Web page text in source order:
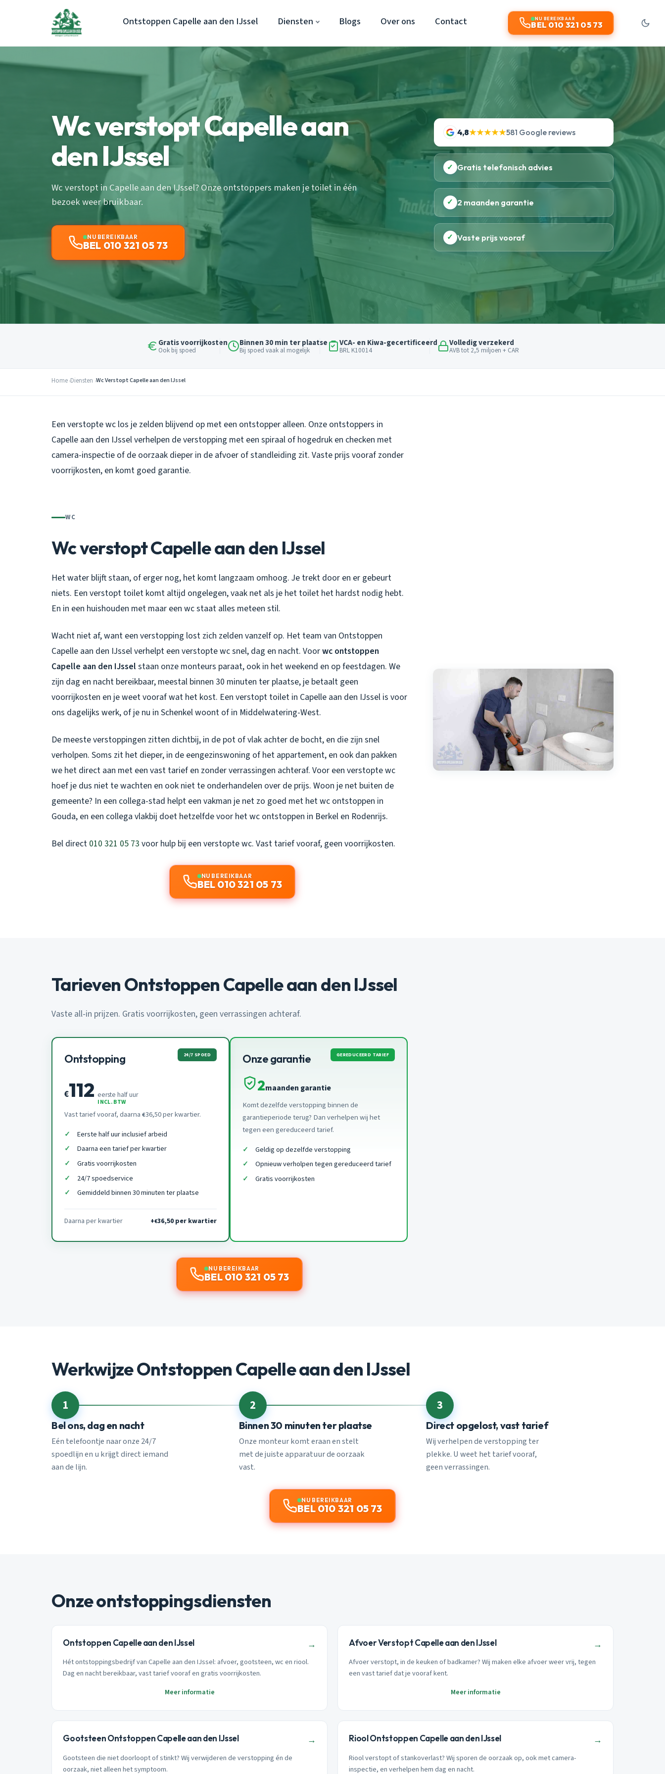
Ontstoppen Capelle aan den IJssel Diensten Blogs Over ons Contact NU BEREIKBAAR
BEL 010 321 05 73
Wc verstopt Capelle aan
den IJssel
Wc verstopt in Capelle aan den IJssel? Onze ontstoppers maken je toilet in één
bezoek weer bruikbaar.
NU BEREIKBAAR
BEL 010 321 05 73
4,8★★★★★581 Google reviews
✓ Gratis telefonisch advies
✓ 2 maanden garantie
✓ Vaste prijs vooraf
Gratis voorrijkosten
Ook bij spoed
Binnen 30 min ter plaatse
Bij spoed vaak al mogelijk
VCA- en Kiwa-gecertificeerd
BRL K10014
Volledig verzekerd
AVB tot 2,5 miljoen + CAR
Home Diensten Wc Verstopt Capelle aan den IJssel
Een verstopte wc los je zelden blijvend op met een ontstopper alleen. Onze ontstoppers in
Capelle aan den IJssel verhelpen de verstopping met een spiraal of hogedruk en checken met
camera-inspectie of de oorzaak dieper in de afvoer of standleiding zit. Vaste prijs vooraf zonder
voorrijkosten, en komt goed garantie.
WC
Wc verstopt Capelle aan den IJssel
Het water blijft staan, of erger nog, het komt langzaam omhoog. Je trekt door en er gebeurt
niets. Een verstopt toilet komt altijd ongelegen, vaak net als je het toilet het hardst nodig hebt.
En in een huishouden met maar een wc staat alles meteen stil.
Wacht niet af, want een verstopping lost zich zelden vanzelf op. Het team van Ontstoppen
Capelle aan den IJssel verhelpt een verstopte wc snel, dag en nacht. Voorwc ontstoppen
Capelle aan den IJssel staan onze monteurs paraat, ook in het weekend en op feestdagen. We
zijn dag en nacht bereikbaar, meestal binnen 30 minuten ter plaatse, je betaalt geen
voorrijkosten en je weet vooraf wat het kost. Een verstopt toilet in Capelle aan den IJssel is voor
ons dagelijks werk, of je nu in Schenkel woont of in Middelwatering-West.
De meeste verstoppingen zitten dichtbij, in de pot of vlak achter de bocht, en die zijn snel
verholpen. Soms zit het dieper, in de eengezinswoning of het appartement, en ook dan pakken
we het direct aan met een vast tarief en zonder verrassingen achteraf. Voor een verstopte wc
hoef je dus niet te wachten en ook niet te onderhandelen over de prijs. Woon je net buiten de
gemeente? In een collega-stad helpt een vakman je net zo goed met hetwc ontstoppen in
Gouda, en een collega vlakbij doet hetzelfde voor hetwc ontstoppen in Berkel en Rodenrijs.
Bel direct 010 321 05 73 voor hulp bij een verstopte wc. Vast tarief vooraf, geen voorrijkosten.
NU BEREIKBAAR
BEL 010 321 05 73
Tarieven Ontstoppen Capelle aan den IJssel
Vaste all-in prijzen. Gratis voorrijkosten, geen verrassingen achteraf.
Ontstopping 24/7 SPOED
€112 eerste half uur
INCL. BTW
Vast tarief vooraf, daarna €36,50 per kwartier.
Eerste half uur inclusief arbeid
Daarna een tarief per kwartier
Gratis voorrijkosten
24/7 spoedservice
Gemiddeld binnen 30 minuten ter plaatse
Daarna per kwartier +€36,50 per kwartier
Onze garantie GEREDUCEERD TARIEF
2maanden garantie
Komt dezelfde verstopping binnen de
garantieperiode terug? Dan verhelpen wij het
tegen een gereduceerd tarief.
Geldig op dezelfde verstopping
Opnieuw verholpen tegen gereduceerd tarief
Gratis voorrijkosten
NU BEREIKBAAR
BEL 010 321 05 73
Werkwijze Ontstoppen Capelle aan den IJssel
1
Bel ons, dag en nacht
Eén telefoontje naar onze 24/7
spoedlijn en u krijgt direct iemand
aan de lijn.
2
Binnen 30 minuten ter plaatse
Onze monteur komt eraan en stelt
met de juiste apparatuur de oorzaak
vast.
3
Direct opgelost, vast tarief
Wij verhelpen de verstopping ter
plekke. U weet het tarief vooraf,
geen verrassingen.
NU BEREIKBAAR
BEL 010 321 05 73
Onze ontstoppingsdiensten
Ontstoppen Capelle aan den IJssel →
Hét ontstoppingsbedrijf van Capelle aan den IJssel: afvoer, gootsteen, wc en riool.
Dag en nacht bereikbaar, vast tarief vooraf en gratis voorrijkosten.
Meer informatie
Afvoer Verstopt Capelle aan den IJssel →
Afvoer verstopt, in de keuken of badkamer? Wij maken elke afvoer weer vrij, tegen
een vast tarief dat je vooraf kent.
Meer informatie
Gootsteen Ontstoppen Capelle aan den IJssel →
Gootsteen die niet doorloopt of stinkt? Wij verwijderen de verstopping én de
oorzaak, niet alleen het symptoom.
Riool Ontstoppen Capelle aan den IJssel →
Riool verstopt of stankoverlast? Wij sporen de oorzaak op, ook met camera-
inspectie, en verhelpen hem dag en nacht.